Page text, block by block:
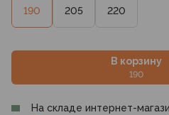
190 205 220
В корзину
190
На складе интернет-